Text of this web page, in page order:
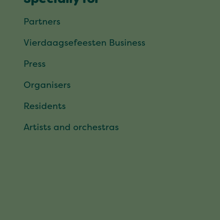
Partners
Vierdaagsefeesten Business
Press
Organisers
Residents
Artists and orchestras